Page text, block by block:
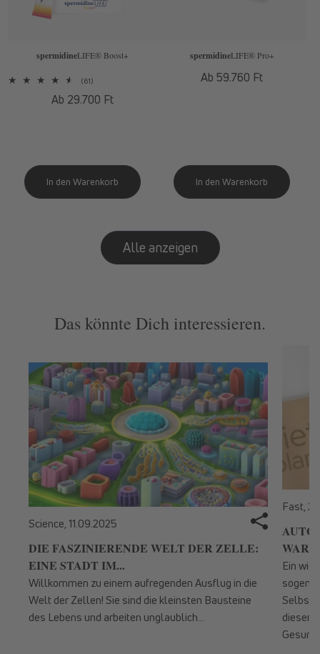
spermidineLIFE® Boost+
(61)61
insgesamt
Normaler
Ab 29.700 Ft
spermidineLIFE® Pro+
Normaler
Ab 59.760 Ft
Alle anzeigen
Das könnte Dich interessieren.
Science, 11.09.2025
DIE FASZINIERENDE WELT DER ZELLE:
EINE STADT IM...
Willkommen zu einem aufregenden Ausflug in die
Welt der Zellen! Sie sind die kleinsten Bausteine
des Lebens und arbeiten unglaublich...
Fast,
Ein
diesem